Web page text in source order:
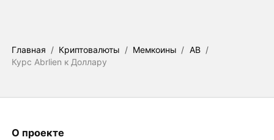
Главная / Криптовалюты / Мемкоины / AB /
Курс Abrlien к Доллару
О проекте